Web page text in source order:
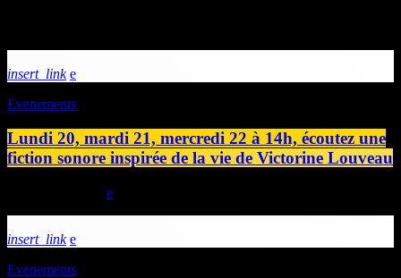
insert_link
Evenements
Lundi 20, mardi 21, mercredi 22 à 14h, écoutez une
fiction sonore inspirée de la vie de Victorine Louveau
insert_link
Evenements